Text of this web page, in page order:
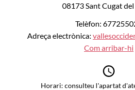
08173 Sant Cugat
Telèfon:
Adreça electrònica:
Com arribar-hi
Horari: consulteu l'apartat